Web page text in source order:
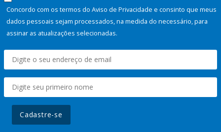
Concordo com os termos do Aviso de Privacidade e consinto que meus
dados pessoais sejam processados, na medida do necessário, para
assinar as atualizações selecionadas.
Cadastre-se